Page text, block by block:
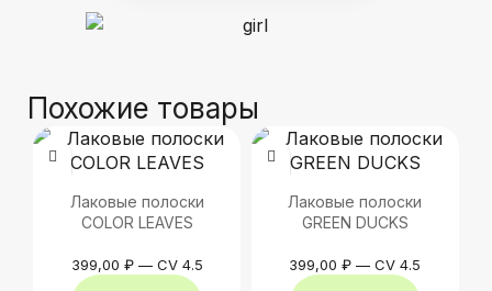
Похожие товары
Лаковые полоски
COLOR LEAVES
399,00 ₽— CV 4.5
Лаковые полоски
GREEN DUCKS
399,00₽ —CV 4.5